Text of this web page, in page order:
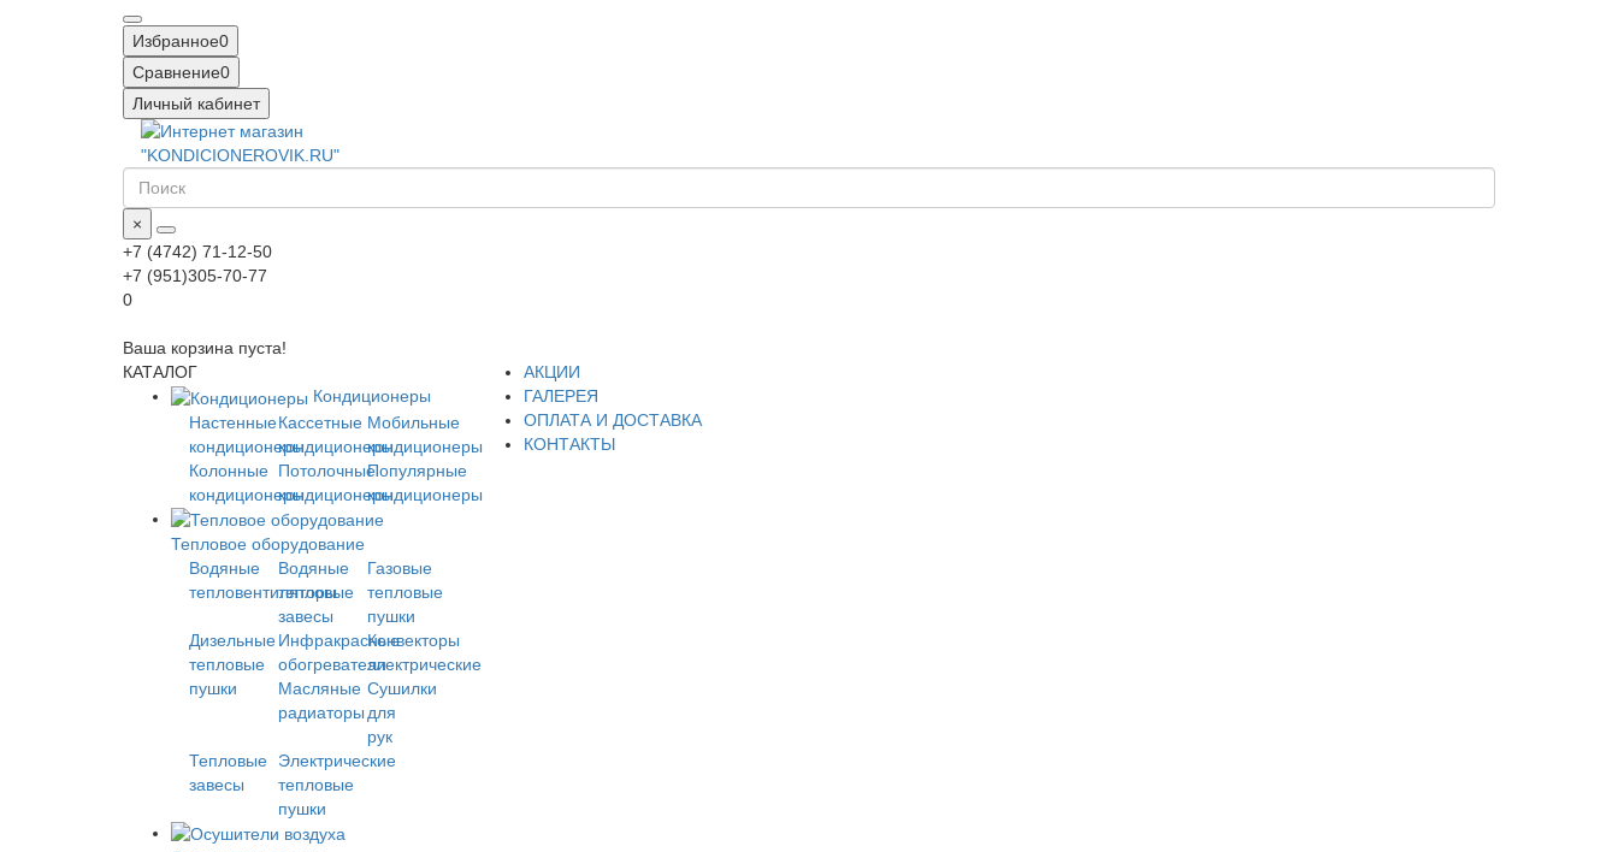
Избранное0
Сравнение0
Личный кабинет
×
+7 (4742) 71-12-50
+7 (951)305-70-77
0
Ваша корзина пуста!
КАТАЛОГ
Кондиционеры
Настенные
кондиционеры
Кассетные
кондиционеры
Мобильные
кондиционеры
Колонные
кондиционеры
Потолочные
кондиционеры
Популярные
кондиционеры
Тепловое оборудование
Водяные
тепловентиляторы
Водяные
тепловые
завесы
Газовые
тепловые
пушки
Дизельные
тепловые
пушки
Инфракрасные
обогреватели
Конвекторы
электрические
Масляные
радиаторы
Сушилки
для
рук
Тепловые
завесы
Электрические
тепловые
пушки
АКЦИИ
ГАЛЕРЕЯ
ОПЛАТА И ДОСТАВКА
КОНТАКТЫ